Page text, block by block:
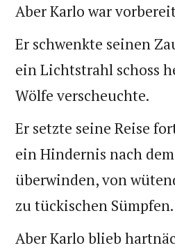
Aber Karlo war
Er schwenkte seinen
ein Lichtstrahl schoss
Wölfe verscheuchte.
Er setzte seine Reise
ein Hindernis nach
überwinden, von
zu tückischen Sümpfen.
Aber Karlo blieb